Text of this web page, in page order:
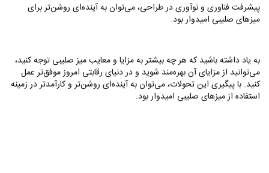
پیشرفت فناوری و نوآوری در طراحی، می‌توان به آینده‌ای روشن‌تر برای
میزهای صلیبی امیدوار بود.
به یاد داشته باشید که هر چه بیشتر به مزایا و معایب میز صلیبی توجه کنید،
می‌توانید از مزایای آن بهره‌مند شوید و در دنیای رقابتی امروز موفق‌تر عمل
کنید. با پیگیری این تحولات، می‌توان به آینده‌ای روشن‌تر و کارآمدتر در زمینه
استفاده از میزهای صلیبی امیدوار بود.